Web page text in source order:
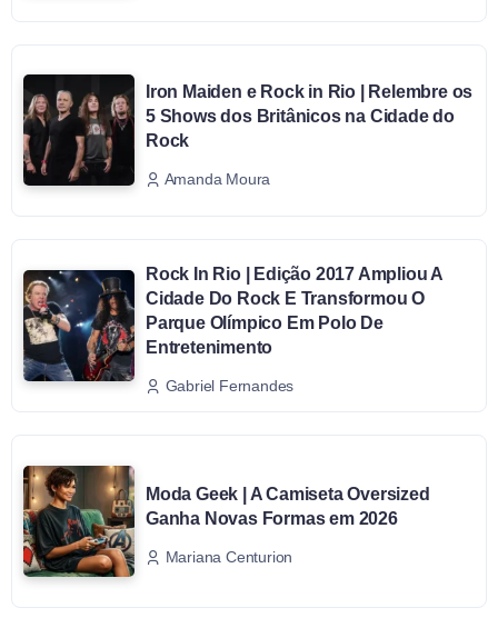
Iron Maiden e Rock in Rio | Relembre os
5 Shows dos Britânicos na Cidade do
Rock
Amanda Moura
Rock In Rio | Edição 2017 Ampliou A
Cidade Do Rock E Transformou O
Parque Olímpico Em Polo De
Entretenimento
Gabriel Fernandes
Moda Geek | A Camiseta Oversized
Ganha Novas Formas em 2026
Mariana Centurion